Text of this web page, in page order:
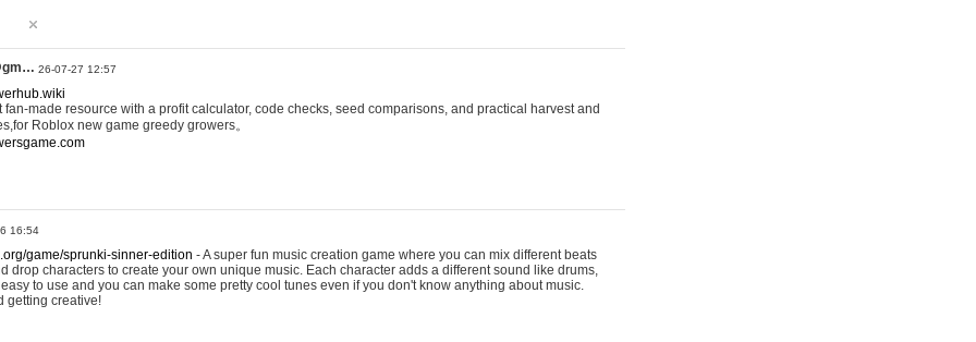
26-07-27 12:57
made resource with a profit calculator, code checks, seed comparisons, and practical harvest and
Roblox new game greedy growers。
16:54
game/sprunki-sinner-edition - A super fun music creation game where you can mix different beats
drop characters to create your own unique music. Each character adds a different sound like drums,
to use and you can make some pretty cool tunes even if you don't know anything about music.
getting creative!